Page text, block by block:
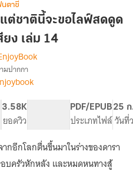
ตาซี
ต่ชาตินี้จะขอไลฟ์สดดูด
ยง เล่ม 14
เรื่อง
ทะลุ
มิติ
มา
เป็น
ซุป'ตาร์...แต่
ชาติ
นี้
จะ
มปากกา
3.58K
ยอดวิว
PDF/EPUB
ประเภทไฟล์
25
วันที่
กอีกโลกตื่นขึ้นมาในร่างของดารา
บครัวหักหลัง และหมดหนทางสู้